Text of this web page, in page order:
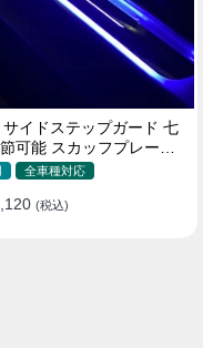
サイドステップガード 七
可能 スカッフプレート
全車種対応
(税込)